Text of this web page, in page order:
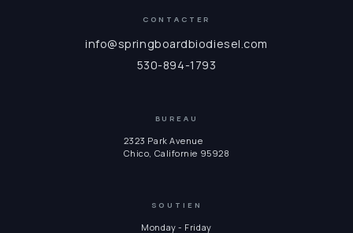
CONTACTER
info@springboardbiodiesel.com
530-894-1793
BUREAU
2323 Park Avenue
Chico, Californie 95928
SOUTIEN
Monday - Friday